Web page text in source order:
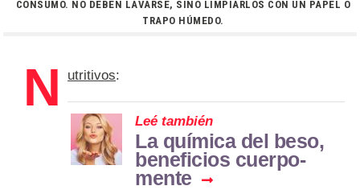
CONSUMO. NO DEBEN LAVARSE, SINO LIMPIARLOS CON UN PAPEL O
TRAPO HÚMEDO.
N utritivos:
Leé también
La química del beso,
beneficios cuerpo-
mente